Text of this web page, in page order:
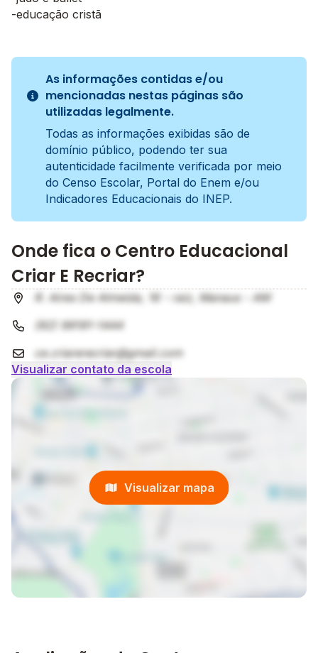
-educação cristã
As informações contidas e/ou
mencionadas nestas páginas são
utilizadas legalmente.
Todas as informações exibidas são de
domínio público, podendo ter sua
autenticidade facilmente verificada por meio
do Censo Escolar, Portal do Enem e/ou
Indicadores Educacionais do INEP.
Onde fica o Centro Educacional
Criar E Recriar?
R. Aires De Almeida, 16 - raiz, Manaus - AM
(92) 99191-1444
ce.criarerecriar@gmail.com
Visualizar contato da escola
Visualizar mapa